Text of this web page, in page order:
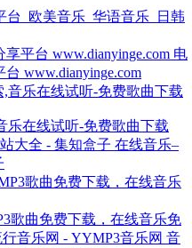
台_欧美音乐_华语音乐_日韩
电
www.dianyinge.com
乐在线试听-免费歌曲下载
在线音乐–
歌曲免费下载，在线音乐免
音